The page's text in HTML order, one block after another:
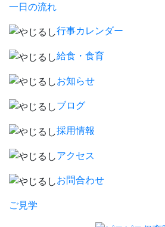
一日の流れ
行事カレンダー
給食・食育
お知らせ
ブログ
採用情報
アクセス
お問合わせ
ご見学